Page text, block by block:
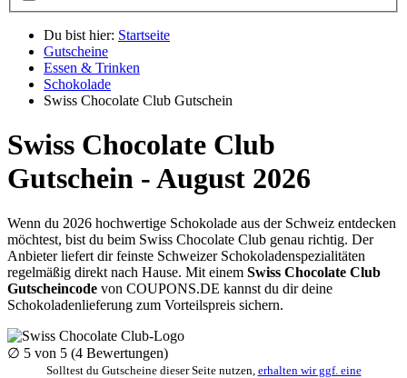
Du bist hier: Startseite
Gutscheine
Essen & Trinken
Schokolade
Swiss Chocolate Club Gutschein
Swiss Chocolate Club
Gutschein - August 2026
Wenn du 2026 hochwertige Schokolade aus der Schweiz entdecken
möchtest, bist du beim Swiss Chocolate Club genau richtig. Der
Anbieter liefert dir feinste Schweizer Schokoladenspezialitäten
regelmäßig direkt nach Hause. Mit einem Swiss Chocolate Club
Gutscheincode von COUPONS.DE kannst du dir deine
Schokoladenlieferung zum Vorteilspreis sichern.
∅ 5 von 5 (4 Bewertungen)
Solltest du Gutscheine dieser Seite nutzen, erhalten wir ggf. eine